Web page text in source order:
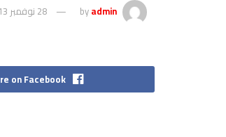
byadmin 28 نوفمبر 2013
on Facebook